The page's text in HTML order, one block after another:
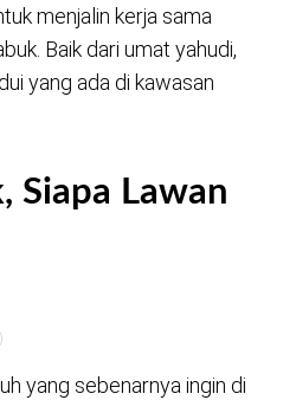
menjalin kerja sama
Baik dari umat yahudi,
yang ada di kawasan
Siapa Lawan
yang sebenarnya ingin di